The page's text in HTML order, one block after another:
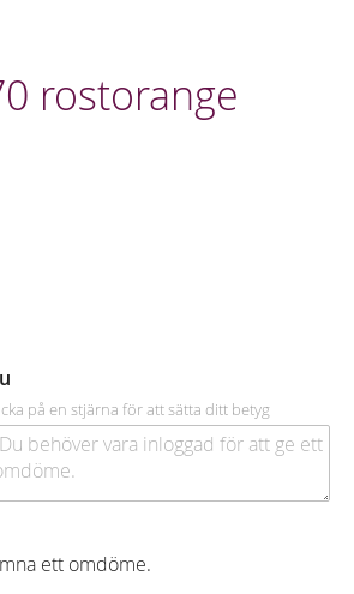
rostorange
på en stjärna för att sätta ditt betyg
ett omdöme.